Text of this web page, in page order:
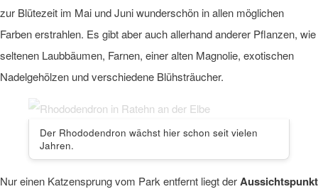
zur Blütezeit im Mai und Juni wunderschön in allen möglichen
Farben erstrahlen. Es gibt aber auch allerhand anderer Pflanzen, wie
seltenen Laubbäumen, Farnen, einer alten Magnolie, exotischen
Nadelgehölzen und verschiedene Blühsträucher.
Der Rhododendron wächst hier schon seit vielen
Jahren.
Nur einen Katzensprung vom Park entfernt liegt derAussichtspunkt